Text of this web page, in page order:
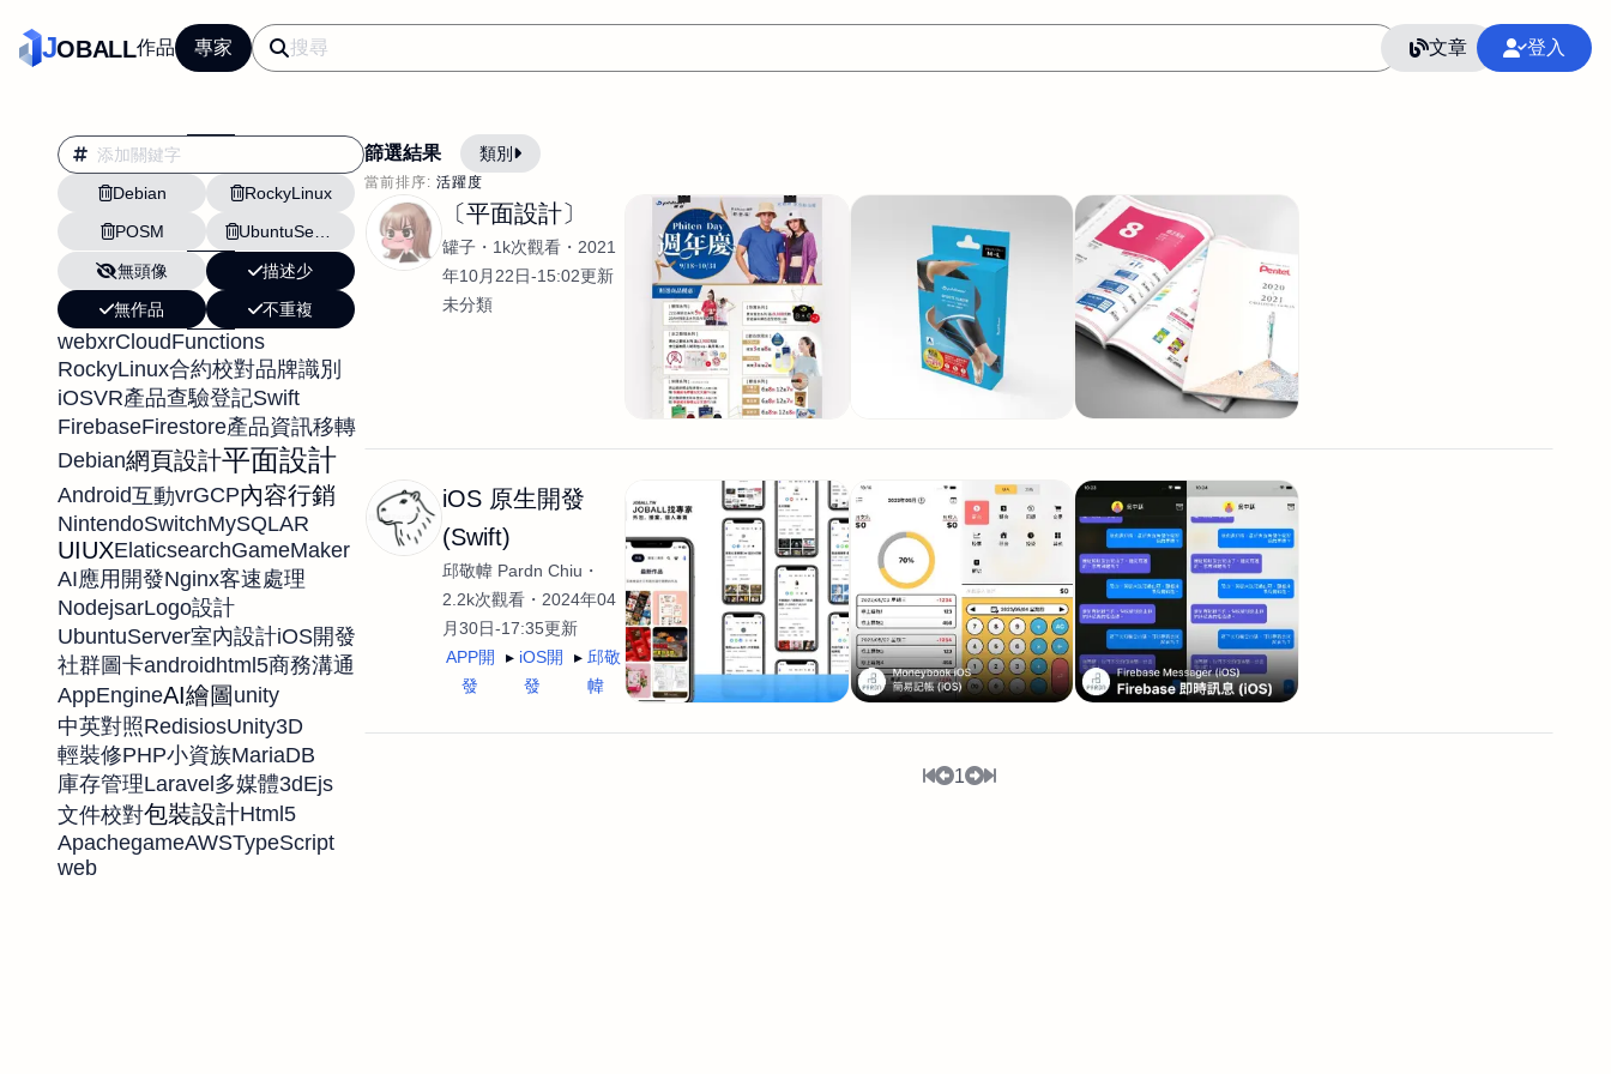
JOBALL作品 專家 文章 登入
Debian
RockyLinux
POSM
無頭像
描述少
無作品
不重複
webxrCloudFunctions
RockyLinux合約校對品牌識別
iOSVR產品查驗登記Swift
FirebaseFirestore產品資訊移轉
Debian網頁設計平面設計
Android互動vrGCP內容行銷
NintendoSwitchMySQLAR
UIUXElaticsearchGameMaker
AI應用開發Nginx客速處理
NodejsarLogo設計
UbuntuServer室內設計iOS開發
社群圖卡androidhtml5商務溝通
AppEngineAI繪圖 unity
中英對照RedisiosUnity3D
輕裝修PHP小資族MariaDB
庫存管理Laravel多媒體3dEjs
文件校對包裝設計Html5
ApachegameAWSTypeScript
web
篩選結果 類別
當前排序: 活躍度
翻譯 文案 AI 網頁設計 軟體開發 網站架設網頁製作 語言 整合行銷公關
影片剪輯
平面設計 平面設計師 AI影片製作 P圖改圖修圖 廣告操作 SEO CRM GoogleAnalytics
設計插畫
pt副業 程式 商業攝影 廣告行銷服務 室內設計 網站開發 接案 照片後製修圖
網站設計與架設
WordPress網站架設與網站維護救援 網頁製作 SCI醫學論文寫作投稿 Flutter
影像設計 視覺設計 自我介紹 業務外包 設計建模渲染 Solidworks
電商自媒體平面設計 長篇文案短 長篇文案 設計 動畫製作 服務項目
〔平面設計〕
罐子 1k次觀看
2021
年10月22日-15:02更新
未分類
iOS 原生開發
(Swift)
邱敬幃 Pardn Chiu
2.2k次觀看
2024年04
月30日-17:35更新
APP開
發
iOS開
發
邱敬
幃
1